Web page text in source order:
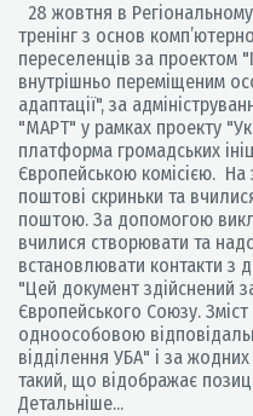
28 жовтня в
тренінг з основ
переселенців за проектом
внутрішньо переміщеним
адаптації", за
"МАРТ" у рамках проекту
платформа громадських
Європейською комісією. На
поштові скриньки та
поштою. За допомогою
вчилися створювати та
встановлювати контакти з
"Цей документ здійснений
Європейського Союзу.
одноособовою
відділення УБА" і за
такий, що відображає
Детальніше...